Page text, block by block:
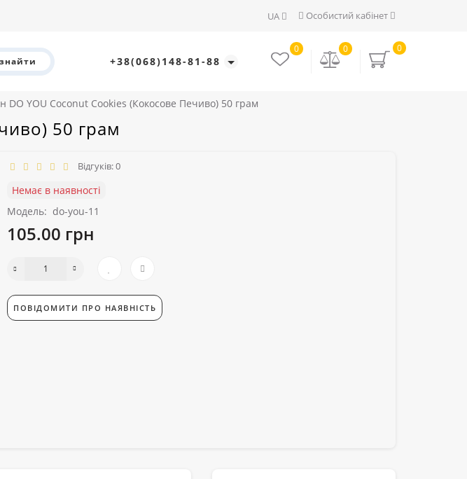
Особистий кабінет
UA
знайти +38(068)148-81-88
0
0
0
DO YOU Coconut Cookies (Кокосове Печиво) 50 грам
50 грам
Відгуків: 0
Немає в наявності
Модель: do-you-11
105.00 грн
ПОВІДОМИТИ ПРО НАЯВНІСТЬ